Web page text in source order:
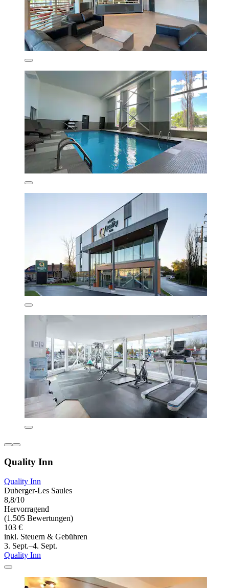
Quality Inn
Quality Inn
Duberger-Les Saules
8,8/10
Hervorragend
(1.505 Bewertungen)
103 €
inkl. Steuern & Gebühren
3. Sept.–4. Sept.
Quality Inn